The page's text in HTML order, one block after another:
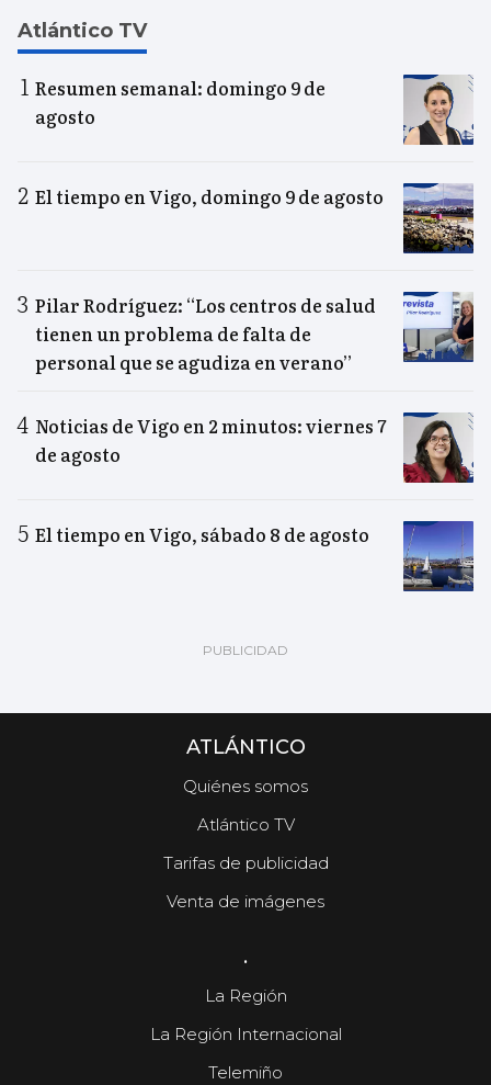
Atlántico TV
Resumen semanal: domingo 9 de
agosto
El tiempo en Vigo, domingo 9 de agosto
Pilar Rodríguez: “Los centros de salud
tienen un problema de falta de
personal que se agudiza en verano”
Noticias de Vigo en 2 minutos: viernes 7
de agosto
El tiempo en Vigo, sábado 8 de agosto
ATLÁNTICO
Quiénes somos
Atlántico TV
Tarifas de publicidad
Venta de imágenes
.
La Región
La Región Internacional
Telemiño